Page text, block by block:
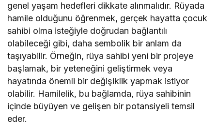
genel yaşam hedefleri dikkate alınmalıdır. Rüyada
hamile olduğunu öğrenmek, gerçek hayatta çocuk
sahibi olma isteğiyle doğrudan bağlantılı
olabileceği gibi, daha sembolik bir anlam da
taşıyabilir. Örneğin, rüya sahibi yeni bir projeye
başlamak, bir yeteneğini geliştirmek veya
hayatında önemli bir değişiklik yapmak istiyor
olabilir. Hamilelik, bu bağlamda, rüya sahibinin
içinde büyüyen ve gelişen bir potansiyeli temsil
eder.